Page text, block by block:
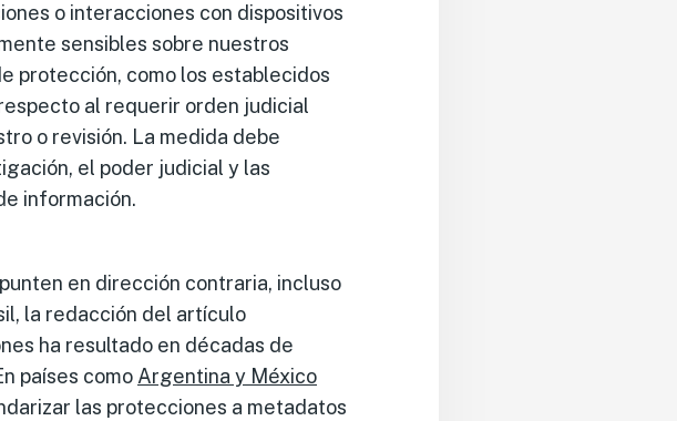
o interacciones con dispositivos
sensibles sobre nuestros
protección, como los establecidos
al requerir orden judicial
o revisión. La medida debe
el poder judicial y las
información.
en dirección contraria, incluso
la redacción del artículo
ha resultado en décadas de
países como Argentina y México
las protecciones a metadatos